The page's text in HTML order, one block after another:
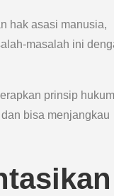
hak asasi manusia,
masalah ini
prinsip hukum
bisa menjangkau